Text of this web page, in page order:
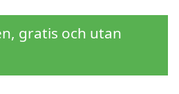
gratis och utan